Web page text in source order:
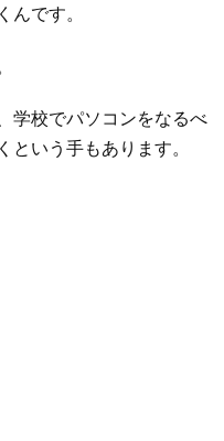
です。
学校でパソコンをなるべ
という手もあります。